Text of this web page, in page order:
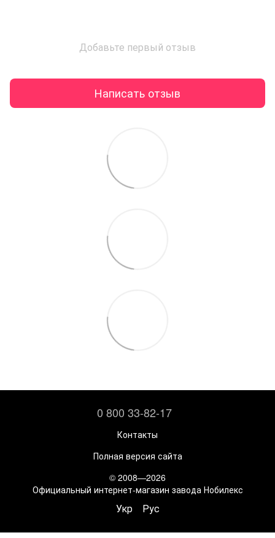
Добавьте первый отзыв
Написать отзыв
0 800 33-82-17
Контакты
Полная версия сайта
© 2008—2026
Официальный интернет-магазин завода Нобилекс
Укр Рус